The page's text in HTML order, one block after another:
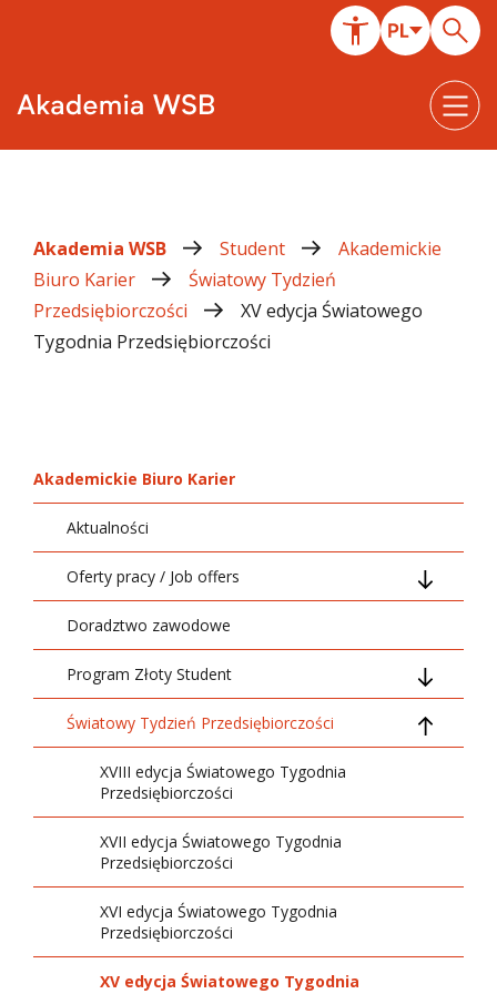
Akademia WSB Student
Akademickie
Biuro Karier
Światowy Tydzień
Przedsiębiorczości
XV edycja Światowego
Tygodnia Przedsiębiorczości
Akademickie Biuro Karier
Aktualności
Oferty pracy / Job offers
Dla pracodawcy / For Employer
Oferty pracy / Job offers
Doradztwo zawodowe
Program Złoty Student
O projekcie
Jak pomagamy?
Harmonogram działań
Szkolenia
Program mentoringowy dla laureatów
Złotych Indeksów
Mentorzy
Światowy Tydzień Przedsiębiorczości
XVIII edycja Światowego Tygodnia
Przedsiębiorczości
XVII edycja Światowego Tygodnia
Przedsiębiorczości
XVI edycja Światowego Tygodnia
Przedsiębiorczości
XV edycja Światowego Tygodnia